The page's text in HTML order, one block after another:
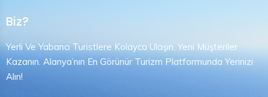
Biz?
Yerli Ve Yabancı Turistlere Kolayca Ulaşın, Yeni Müşteriler
Kazanın. Alanya’nın En Görünür Turizm Platformunda Yerinizi
Alın!